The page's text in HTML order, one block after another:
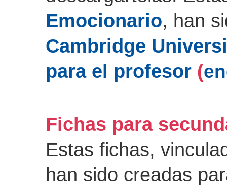
Emocionario, han
Cambridge
para el profesor (
Fichas para
Estas fichas,
han sido creadas